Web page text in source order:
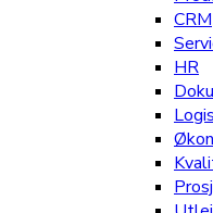
CRM
HR